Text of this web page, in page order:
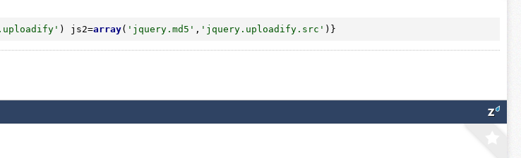
) js2=array( 'jquery.md5' , 'jquery.uploadify.src' )}